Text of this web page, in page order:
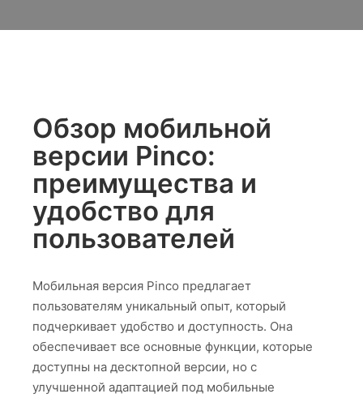
Обзор мобильной
версии Pinco:
преимущества и
удобство для
пользователей
Мобильная версия Pinco предлагает
пользователям уникальный опыт, который
подчеркивает удобство и доступность. Она
обеспечивает все основные функции, которые
доступны на десктопной версии, но с
улучшенной адаптацией под мобильные